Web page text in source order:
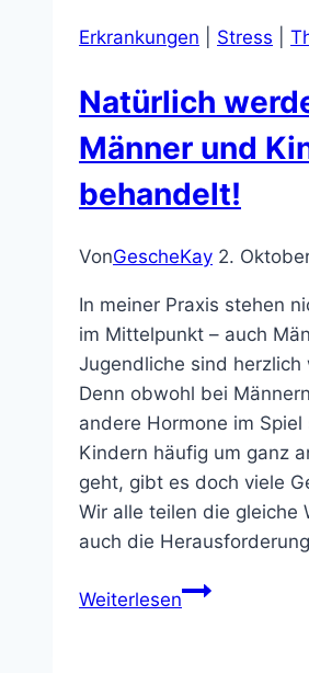
zu
Nächten
Erkrankungen Stress
Natürlich
Männer und
behandelt!
VonGescheKay 2.
In meiner Praxis stehen
im Mittelpunkt – auch
Jugendliche sind herzlich
Denn obwohl bei
andere Hormone im
Kindern häufig um ganz
geht, gibt es doch viele
Wir alle teilen die gleiche
auch die
WeiterlesenNatürlich